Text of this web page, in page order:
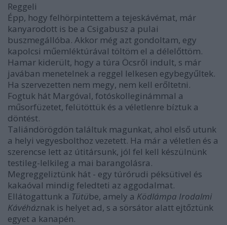
Reggeli
Épp, hogy felhörpintettem a tejeskávémat, már
kanyarodott is be a Csigabusz a pulai
buszmegállóba. Akkor még azt gondoltam, egy
kapolcsi műemléktúrával töltöm el a délelőttöm.
Hamar kiderült, hogy a túra Öcsről indult, s már
javában menetelnek a reggel lelkesen egybegyűltek.
Ha szervezetten nem megy, nem kell erőltetni.
Fogtuk hát Margóval, fotóskolleginámmal a
műsorfüzetet, felütöttük és a véletlenre bíztuk a
döntést.
Taliándörögdön találtuk magunkat, ahol első utunk
a helyi vegyesbolthoz vezetett. Ha már a véletlen és a
szerencse lett az útitársunk, jól fel kell készülnünk
testileg-lelkileg a mai barangolásra.
Megreggeliztünk hát - egy túrórudi péksütivel és
kakaóval mindig feledteti az aggodalmat.
Ellátogattunk a Tütübe, amely a Ködlámpa Irodalmi
Kávéháznak is helyet ad, s a sörsátor alatt ejtőztünk
egyet a kanapén.